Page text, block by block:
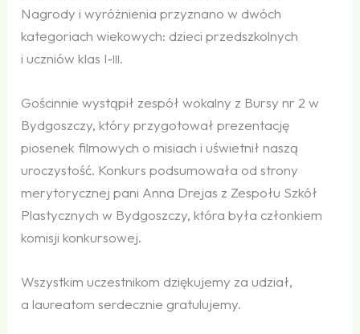
Nagrody i wyróżnienia przyznano w dwóch
kategoriach wiekowych: dzieci przedszkolnych
i uczniów klas I‑III.
Gościnnie wystąpił zespół wokalny z Bursy nr 2 w
Bydgoszczy, który przygotował prezentację
piosenek filmowych o misiach i uświetnił naszą
uroczystość. Konkurs podsumowała od strony
merytorycznej pani Anna Drejas z Zespołu Szkół
Plastycznych w Bydgoszczy, która była członkiem
komisji konkursowej.
Wszystkim uczestnikom dziękujemy za udział,
a laureatom serdecznie gratulujemy.